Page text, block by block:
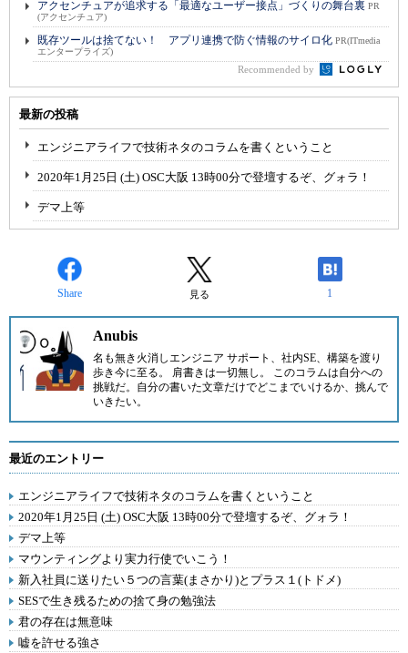
アクセンチュアが追求する「最適なユーザー接点」づくりの舞台裏 PR
(アクセンチュア)
既存ツールは捨てない！ アプリ連携で防ぐ情報のサイロ化 PR(ITmedia
エンタープライズ)
Recommended by
最新の投稿
エンジニアライフで技術ネタのコラムを書くということ
2020年1月25日 (土) OSC大阪 13時00分で登壇するぞ、グォラ！
デマ上等
Share 見る 1
Anubis
名も無き火消しエンジニア サポート、社内SE、構築を渡り
歩き今に至る。 肩書きは一切無し。 このコラムは自分への
挑戦だ。自分の書いた文章だけでどこまでいけるか、挑んで
いきたい。
最近のエントリー
エンジニアライフで技術ネタのコラムを書くということ
2020年1月25日 (土) OSC大阪 13時00分で登壇するぞ、グォラ！
デマ上等
マウンティングより実力行使でいこう！
新入社員に送りたい５つの言葉(まさかり)とプラス１(トドメ)
SESで生き残るための捨て身の勉強法
君の存在は無意味
嘘を許せる強さ